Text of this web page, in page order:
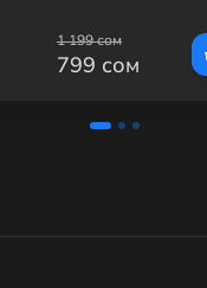
1 199 сом
799 сом